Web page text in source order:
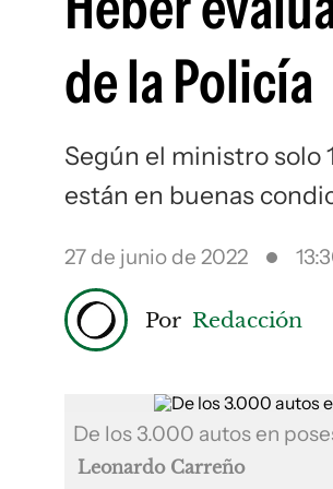
de la Policía
Según el ministro solo
están en buenas
27 de junio de 2022
Por Redacción
De los 3.000 autos en
Leonardo Carreño